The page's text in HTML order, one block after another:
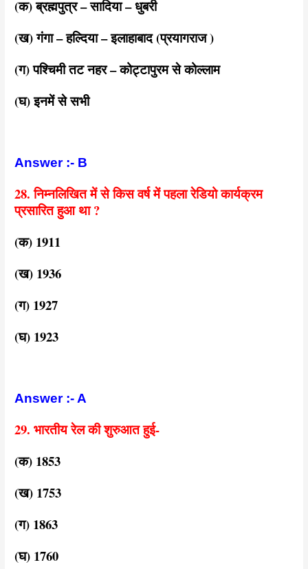
(क) ब्रह्मपुत्र – सादिया – धुबरी
(ख) गंगा – हल्दिया – इलाहाबाद (प्रयागराज )
(ग) पश्चिमी तट नहर – कोट्टापुरम से कोल्लाम
(घ) इनमें से सभी
Answer :- B
28. निम्नलिखित में से किस वर्ष में पहला रेडियो कार्यक्रम
प्रसारित हुआ था ?
(क) 1911
(ख) 1936
(ग) 1927
(घ) 1923
Answer :- A
29. भारतीय रेल की शुरुआत हुई-
(क) 1853
(ख) 1753
(ग) 1863
(घ) 1760